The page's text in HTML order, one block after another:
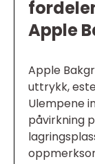
Apple
Apple
uttrykk,
Ulempene
påvirkning